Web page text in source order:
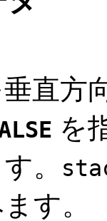
直方
を
。
す。